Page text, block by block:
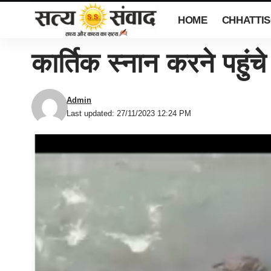
HOME
कार्तिक स्नान करने
Last updated: 27/11/2023 12:24 PM
Admin